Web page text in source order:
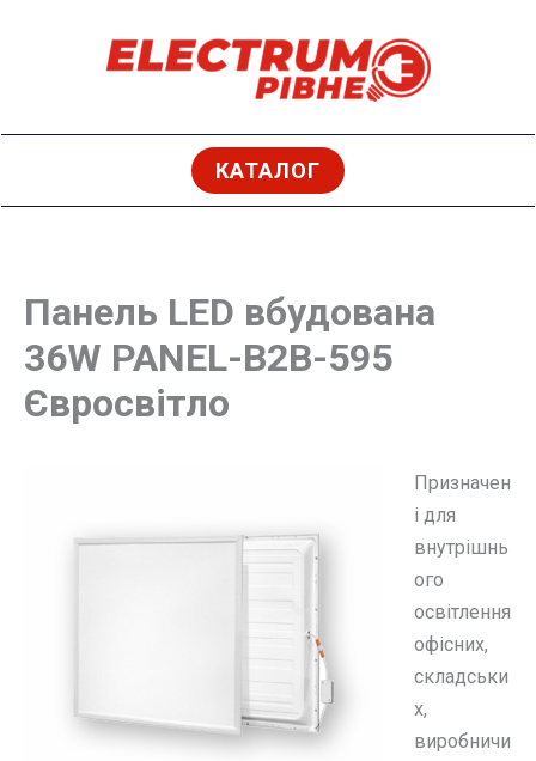
КАТАЛОГ
Панель LED вбудована
36W PANEL-B2B-595
Євросвітло
Призначен
і для
внутрішнь
ого
освітлення
офісних,
складськи
х,
виробничи